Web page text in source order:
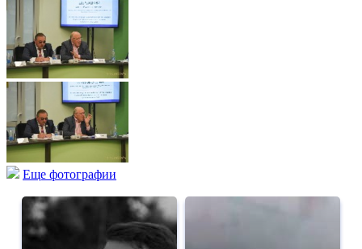
Еще фотографии